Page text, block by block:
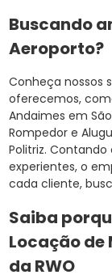
Buscando
Aeroporto?
Conheça nossos
oferecemos,
Andaimes em
Rompedor e
Politriz.
experientes, o
cada cliente,
Saiba
Locação de
da RWO